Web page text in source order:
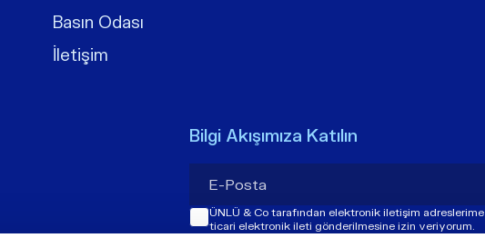
Basın Odası
İletişim
Bilgi Akışımıza Katılın
ÜNLÜ & Co tarafından elektronik iletişim adreslerime
ticari elektronik ileti gönderilmesine izin veriyorum.